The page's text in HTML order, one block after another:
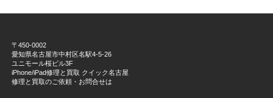
〒450-0002
愛知県名古屋市中村区名駅4-5-26
ユニモール桜ビル3F
iPhone/iPad修理と買取 クイック名古屋
修理と買取のご依頼・お問合せは